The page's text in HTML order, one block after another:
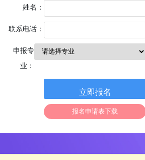
姓名：
联系电话：
申报专
业：
立即报名
报名申请表下载